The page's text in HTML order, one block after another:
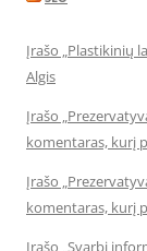
Įrašo „Plastikinių
Algis
Įrašo
komentaras, kurį
Įrašo
komentaras, kurį
Įrašo „Svarbi